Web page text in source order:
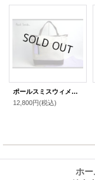
ポールスミスウィメン牛革コンビトートバッグ
12,800円(税込)
ホー